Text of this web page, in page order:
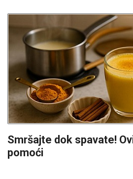
Smršajte dok spavate!
pomoći